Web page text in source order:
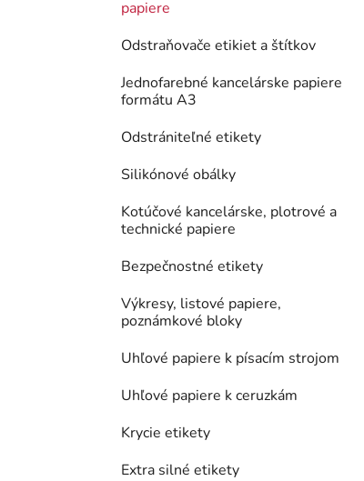
papiere
Odstraňovače etikiet a štítkov
Jednofarebné kancelárske papiere
formátu A3
Odstrániteľné etikety
Silikónové obálky
Kotúčové kancelárske, plotrové a
technické papiere
Bezpečnostné etikety
Výkresy, listové papiere,
poznámkové bloky
Uhľové papiere k písacím strojom
Uhľové papiere k ceruzkám
Krycie etikety
Extra silné etikety